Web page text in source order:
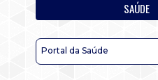
SAÚDE
Portal da Saúde